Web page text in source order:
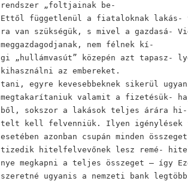
rendszer „foltjainak be-
Ettől függetlenül a fiataloknak lakás-
ra van szükségük, s mivel a gazdasá-
meggazdagodjanak, nem félnek kí-
gi „hullámvasút” közepén azt tapasz-
kihasználni az embereket.
tani, egyre kevesebbeknek sikerül
megtakarítaniuk valamit a fizetésük-
ből, sokszor a lakások teljes árára
telt kell felvenniük. Ilyen igénylések
esetében azonban csupán minden
tizedik hitelfelvevőnek lesz remé-
nye megkapni a teljes összeget – így
szeretné ugyanis a nemzeti bank